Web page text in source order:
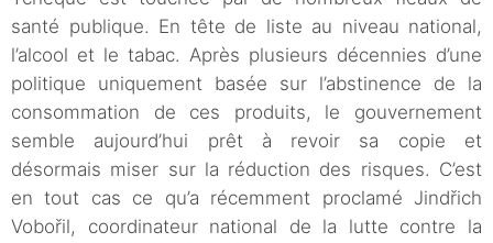
santé publique. En tête de liste au niveau national,
l’alcool et le tabac. Après plusieurs décennies d’une
politique uniquement basée sur l’abstinence de la
consommation de ces produits, le gouvernement
semble aujourd’hui prêt à revoir sa copie et
désormais miser sur la réduction des risques. C’est
en tout cas ce qu’a récemment proclamé Jindřich
Vobořil, coordinateur national de la lutte contre la